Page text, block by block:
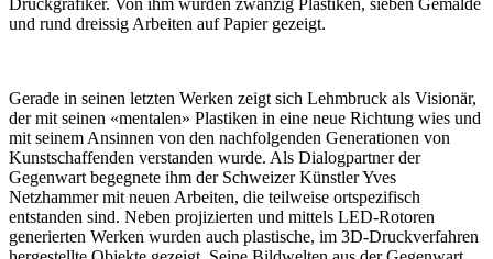
und rund dreissig Arbeiten auf Papier gezeigt.
Gerade in seinen letzten Werken zeigt sich Lehmbruck als Visionär,
der mit seinen «mentalen» Plastiken in eine neue Richtung wies und
mit seinem Ansinnen von den nachfolgenden Generationen von
Kunstschaffenden verstanden wurde. Als Dialogpartner der
Gegenwart begegnete ihm der Schweizer Künstler Yves
Netzhammer mit neuen Arbeiten, die teilweise ortspezifisch
entstanden sind. Neben projizierten und mittels LED-Rotoren
generierten Werken wurden auch plastische, im 3D-Druckverfahren